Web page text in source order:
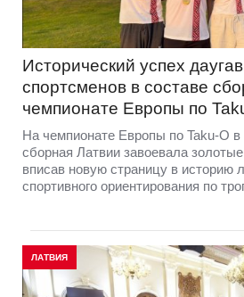
Исторический успех
спортсменов в составе
чемпионате Европы по
На чемпионате Европы по Taku-O
сборная Латвии завоевала
вписав новую страницу в историю
спортивного ориентирования по
ЛАТВИЯ